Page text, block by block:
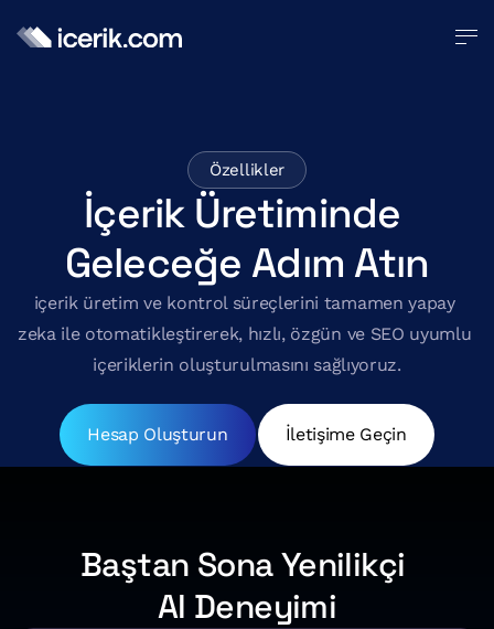
Özellikler
İçerik Üretiminde
Geleceğe Adım Atın
içerik üretim ve kontrol süreçlerini tamamen yapay
zeka ile otomatikleştirerek, hızlı, özgün ve SEO uyumlu
içeriklerin oluşturulmasını sağlıyoruz.
Hesap Oluşturun İletişime Geçin
Baştan Sona Yenilikçi
AI Deneyimi